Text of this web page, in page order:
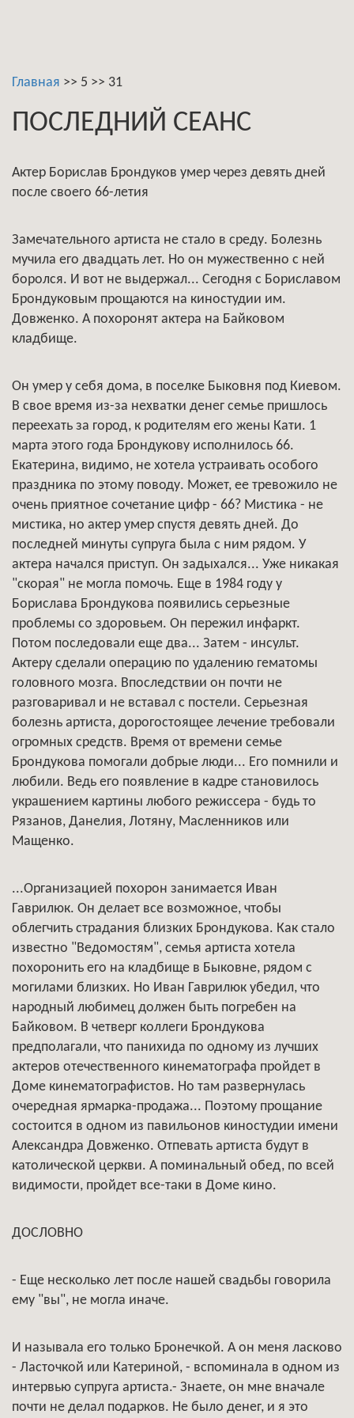
Главная >> 5 >> 31
ПОСЛЕДНИЙ СЕАНС
Актер Борислав Брондуков умер через девять дней
после своего 66-летия
Замечательного артиста не стало в среду. Болезнь
мучила его двадцать лет. Но он мужественно с ней
боролся. И вот не выдержал... Сегодня с Бориславом
Брондуковым прощаются на киностудии им.
Довженко. А похоронят актера на Байковом
кладбище.
Он умер у себя дома, в поселке Быковня под Киевом.
В свое время из-за нехватки денег семье пришлось
переехать за город, к родителям его жены Кати. 1
марта этого года Брондукову исполнилось 66.
Екатерина, видимо, не хотела устраивать особого
праздника по этому поводу. Может, ее тревожило не
очень приятное сочетание цифр - 66? Мистика - не
мистика, но актер умер спустя девять дней. До
последней минуты супруга была с ним рядом. У
актера начался приступ. Он задыхался... Уже никакая
"скорая" не могла помочь. Еще в 1984 году у
Борислава Брондукова появились серьезные
проблемы со здоровьем. Он пережил инфаркт.
Потом последовали еще два... Затем - инсульт.
Актеру сделали операцию по удалению гематомы
головного мозга. Впоследствии он почти не
разговаривал и не вставал с постели. Серьезная
болезнь артиста, дорогостоящее лечение требовали
огромных средств. Время от времени семье
Брондукова помогали добрые люди... Его помнили и
любили. Ведь его появление в кадре становилось
украшением картины любого режиссера - будь то
Рязанов, Данелия, Лотяну, Масленников или
Мащенко.
...Организацией похорон занимается Иван
Гаврилюк. Он делает все возможное, чтобы
облегчить страдания близких Брондукова. Как стало
известно "Ведомостям", семья артиста хотела
похоронить его на кладбище в Быковне, рядом с
могилами близких. Но Иван Гаврилюк убедил, что
народный любимец должен быть погребен на
Байковом. В четверг коллеги Брондукова
предполагали, что панихида по одному из лучших
актеров отечественного кинематографа пройдет в
Доме кинематографистов. Но там развернулась
очередная ярмарка-продажа... Поэтому прощание
состоится в одном из павильонов киностудии имени
Александра Довженко. Отпевать артиста будут в
католической церкви. А поминальный обед, по всей
видимости, пройдет все-таки в Доме кино.
ДОСЛОВНО
- Еще несколько лет после нашей свадьбы говорила
ему "вы", не могла иначе.
И называла его только Бронечкой. А он меня ласково
- Ласточкой или Катериной, - вспоминала в одном из
интервью супруга артиста.- Знаете, он мне вначале
почти не делал подарков. Не было денег, и я это